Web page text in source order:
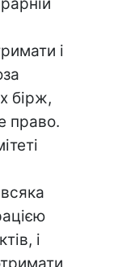
і
бірж,
право.
і